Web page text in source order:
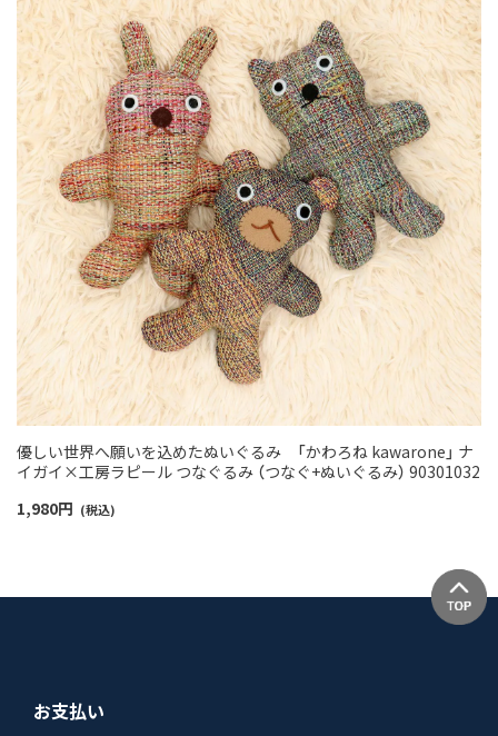
優しい世界へ願いを込めたぬいぐるみ 「かわろね kawarone」 ナ
イガイ×工房ラピール つなぐるみ （つなぐ+ぬいぐるみ） 90301032
1,980円 (税込)
お支払い